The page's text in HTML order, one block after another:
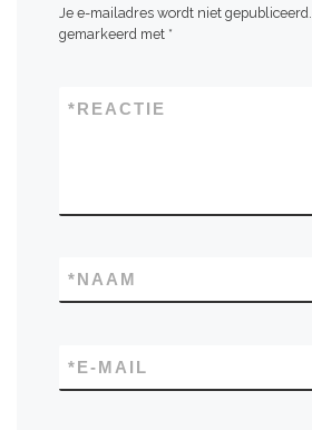
Je e-mailadres wordt niet gepubliceerd.
gemarkeerd met *
REACTIE
*
NAAM
*
E-MAIL
*